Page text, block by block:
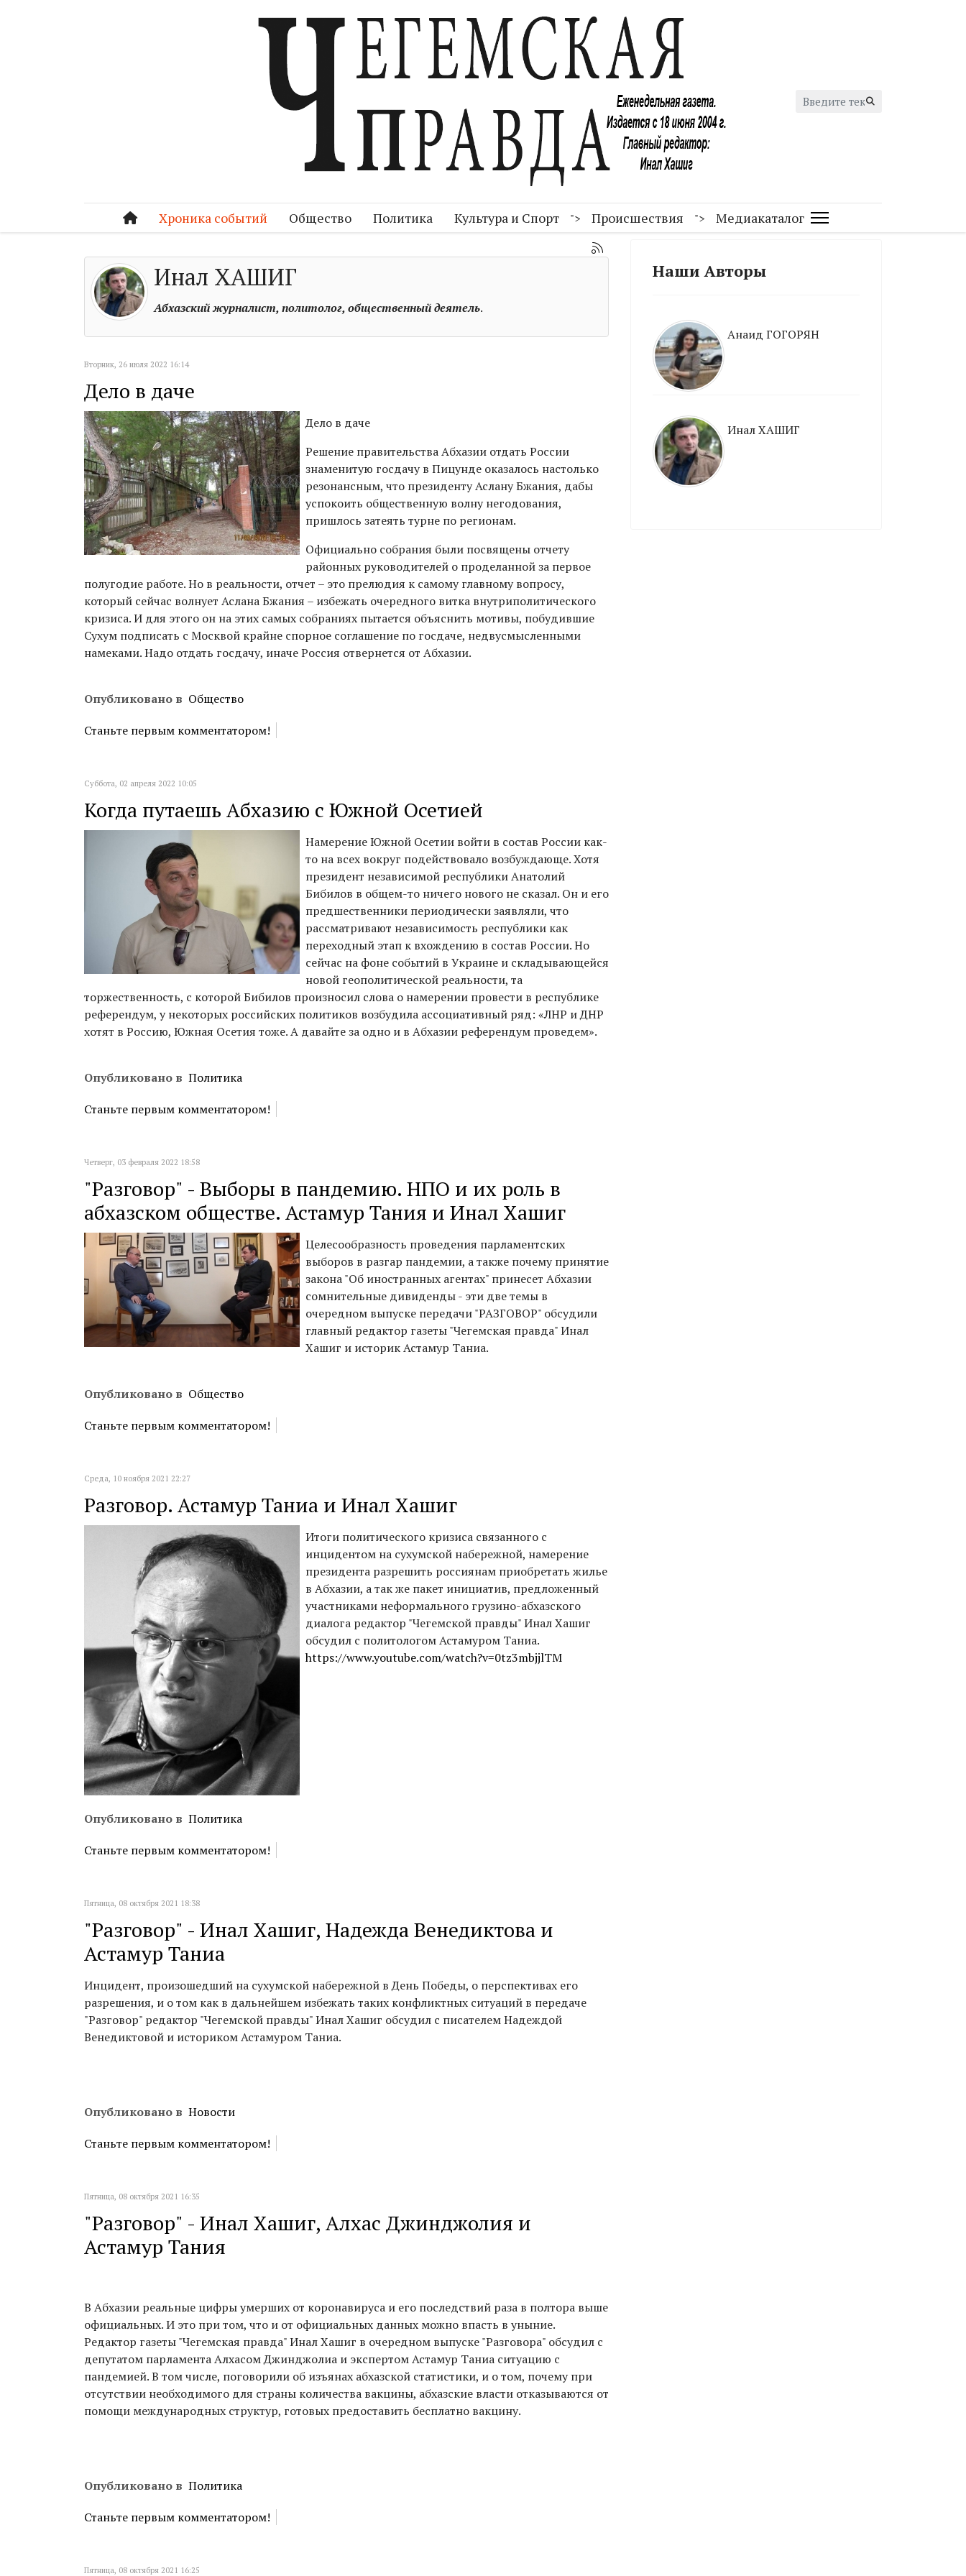
Искать...
Хроника событий Общество Политика Культура и Спорт "> Происшествия "> Медиакаталог
Инал ХАШИГ
Абхазский журналист, политолог, общественный деятель.
Вторник, 26 июля 2022 16:14
Дело в даче
Дело в даче
Решение правительства Абхазии отдать России
знаменитую госдачу в Пицунде оказалось настолько
резонансным, что президенту Аслану Бжания, дабы
успокоить общественную волну негодования,
пришлось затеять турне по регионам.
Официально собрания были посвящены отчету
районных руководителей о проделанной за первое
полугодие работе. Но в реальности, отчет – это прелюдия к самому главному вопросу,
который сейчас волнует Аслана Бжания – избежать очередного витка внутриполитического
кризиса. И для этого он на этих самых собраниях пытается объяснить мотивы, побудившие
Сухум подписать с Москвой крайне спорное соглашение по госдаче, недвусмысленными
намеками. Надо отдать госдачу, иначе Россия отвернется от Абхазии.
Опубликовано в Общество
Станьте первым комментатором!
Суббота, 02 апреля 2022 10:05
Когда путаешь Абхазию с Южной Осетией
Намерение Южной Осетии войти в состав России как-
то на всех вокруг подействовало возбуждающе. Хотя
президент независимой республики Анатолий
Бибилов в общем-то ничего нового не сказал. Он и его
предшественники периодически заявляли, что
рассматривают независимость республики как
переходный этап к вхождению в состав России. Но
сейчас на фоне событий в Украине и складывающейся
новой геополитической реальности, та
торжественность, с которой Бибилов произносил слова о намерении провести в республике
референдум, у некоторых российских политиков возбудила ассоциативный ряд: «ЛНР и ДНР
хотят в Россию, Южная Осетия тоже. А давайте за одно и в Абхазии референдум проведем».
Опубликовано в Политика
Станьте первым комментатором!
Четверг, 03 февраля 2022 18:58
"Разговор" - Выборы в пандемию. НПО и их роль в
абхазском обществе. Астамур Тания и Инал Хашиг
Целесообразность проведения парламентских
выборов в разгар пандемии, а также почему принятие
закона "Об иностранных агентах" принесет Абхазии
сомнительные дивиденды - эти две темы в
очередном выпуске передачи "РАЗГОВОР" обсудили
главный редактор газеты "Чегемская правда" Инал
Хашиг и историк Астамур Таниа.
Опубликовано в Общество
Станьте первым комментатором!
Среда, 10 ноября 2021 22:27
Разговор. Астамур Таниа и Инал Хашиг
Итоги политического кризиса связанного с
инцидентом на сухумской набережной, намерение
президента разрешить россиянам приобретать жилье
в Абхазии, а так же пакет инициатив, предложенный
участниками неформального грузино-абхазского
диалога редактор "Чегемской правды" Инал Хашиг
обсудил с политологом Астамуром Таниа.
https://www.youtube.com/watch?v=0tz3mbjjlTM
Опубликовано в Политика
Станьте первым комментатором!
Пятница, 08 октября 2021 18:38
"Разговор" - Инал Хашиг, Надежда Венедиктова и
Астамур Таниа
Инцидент, произошедший на сухумской набережной в День Победы, о перспективах его
разрешения, и о том как в дальнейшем избежать таких конфликтных ситуаций в передаче
"Разговор" редактор "Чегемской правды" Инал Хашиг обсудил с писателем Надеждой
Венедиктовой и историком Астамуром Таниа.
Опубликовано в Новости
Станьте первым комментатором!
Пятница, 08 октября 2021 16:35
"Разговор" - Инал Хашиг, Алхас Джинджолия и
Астамур Тания
В Абхазии реальные цифры умерших от коронавируса и его последствий раза в полтора выше
официальных. И это при том, что и от официальных данных можно впасть в уныние.
Редактор газеты "Чегемская правда" Инал Хашиг в очередном выпуске "Разговора" обсудил с
депутатом парламента Алхасом Джинджолиа и экспертом Астамур Таниа ситуацию с
пандемией. В том числе, поговорили об изъянах абхазской статистики, и о том, почему при
отсутствии необходимого для страны количества вакцины, абхазские власти отказываются от
помощи международных структур, готовых предоставить бесплатно вакцину.
Опубликовано в Политика
Станьте первым комментатором!
Пятница, 08 октября 2021 16:25
Наши Авторы
Анаид ГОГОРЯН
Инал ХАШИГ